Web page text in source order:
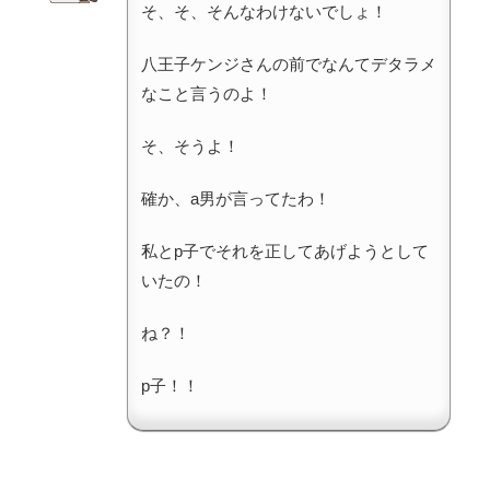
そ、そ、そんなわけないでしょ！
八王子ケンジさんの前でなんてデタラメ
なこと言うのよ！
そ、そうよ！
確か、a男が言ってたわ！
私とp子でそれを正してあげようとして
いたの！
ね？！
p子！！